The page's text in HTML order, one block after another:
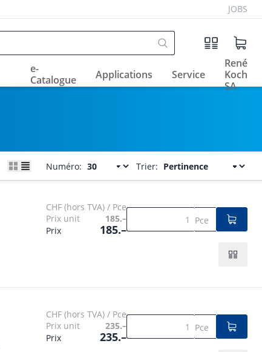
JOBS
e-
Catalogue
Applications Service
René
Koch
SA
Numéro: Trier:
CHF (hors TVA) / Pce
Prix unit
185.–
Prix
185.–
Pce
CHF (hors TVA) / Pce
Prix unit
235.–
Prix
235.–
Pce